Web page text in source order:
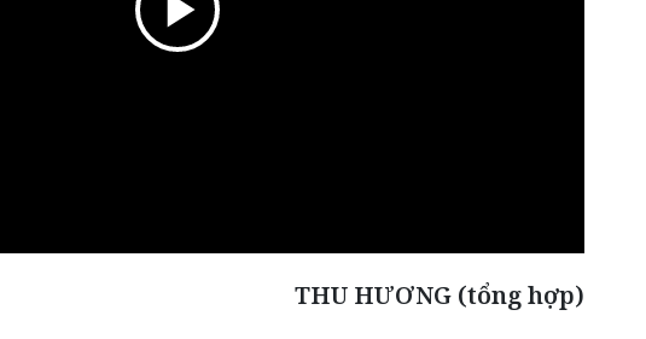
THU HƯƠNG (tổng hợp)